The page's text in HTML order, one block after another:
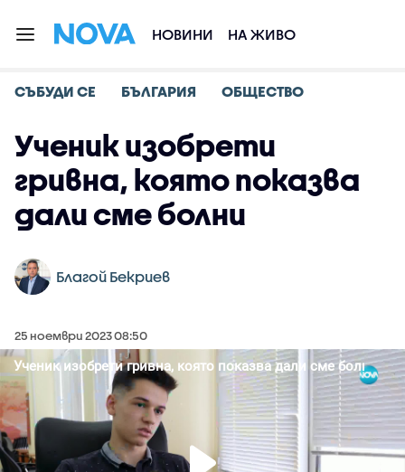
НОВИНИ НА ЖИВО
СЪБУДИ СЕ БЪЛГАРИЯ ОБЩЕСТВО
Ученик изобрети
гривна, която показва
дали сме болни
Благой Бекриев
25 ноември 2023 08:50